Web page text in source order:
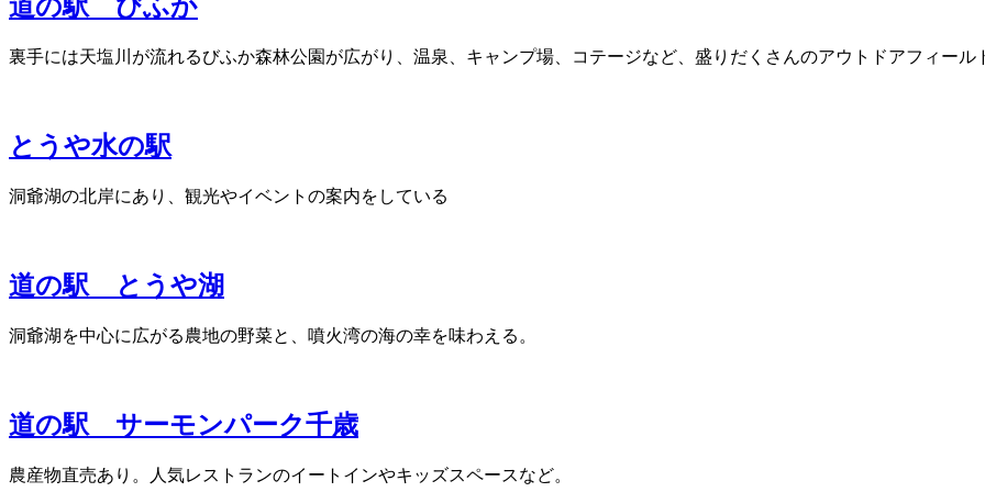
道の駅 びふか
裏手には天塩川が流れるびふか森林公園が広がり、温泉、キャンプ場、コテージなど、盛りだくさんのアウトドアフィール
とうや水の駅
洞爺湖の北岸にあり、観光やイベントの案内をしている
道の駅 とうや湖
洞爺湖を中心に広がる農地の野菜と、噴火湾の海の幸を味わえる。
道の駅 サーモンパーク千歳
農産物直売あり。人気レストランのイートインやキッズスペースなど。